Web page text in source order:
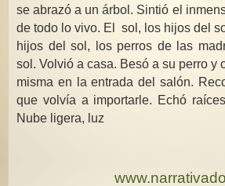
se abrazó a un árbol. Sintió el
de todo lo vivo. El sol, los hijos del
hijos del sol, los perros de las
sol. Volvió a casa. Besó a su perro y
misma en la entrada del salón.
que volvía a importarle. Echó
Nube ligera, luz